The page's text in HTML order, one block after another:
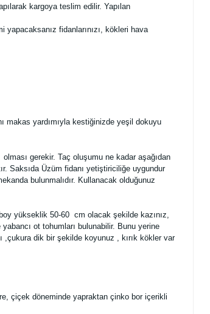
kargoya teslim edilir. Yapılan
yapacaksanız fidanlarınızı, kökleri hava
makas yardımıyla kestiğinizde yeşil dokuyu
gerekir. Taç oluşumu ne kadar aşağıdan
Saksıda Üzüm fidanı yetiştiriciliğe uygundur
bulunmalıdır. Kullanacak olduğunuz
yükseklik 50-60 cm olacak şekilde kazınız,
ot tohumları bulunabilir. Bunu yerine
,çukura dik bir şekilde koyunuz , kırık kökler var
çiçek döneminde yapraktan çinko bor içerikli